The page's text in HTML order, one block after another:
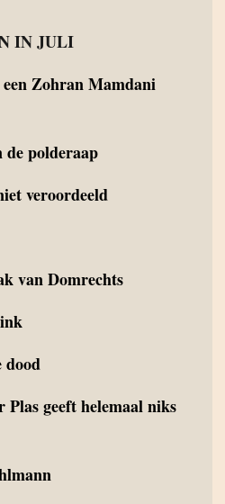
IN JULI
Zohran Mamdani
polderaap
veroordeeld
van Domrechts
dood
Plas geeft helemaal niks